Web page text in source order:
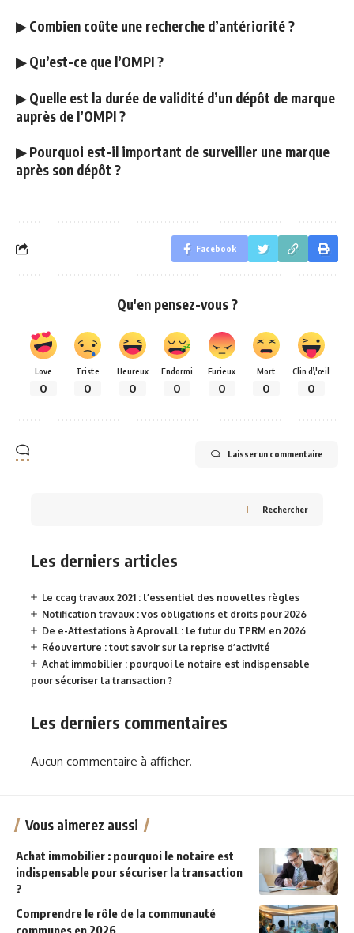
▶Combien coûte une recherche d’antériorité ?
▶Qu’est-ce que l’OMPI ?
▶Quelle est la durée de validité d’un dépôt de marque
auprès de l’OMPI ?
▶Pourquoi est-il important de surveiller une marque
après son dépôt ?
Facebook
Qu'en pensez-vous ?
Love
0
Triste
0
Heureux
0
Endormi
0
Furieux
0
Mort
0
Clin d\'œil
0
Laisser un commentaire
Rechercher
Les derniers articles
Le ccag travaux 2021 : l’essentiel des nouvelles règles
Notification travaux : vos obligations et droits pour 2026
De e-Attestations à Aprovall : le futur du TPRM en 2026
Réouverture : tout savoir sur la reprise d’activité
Achat immobilier : pourquoi le notaire est indispensable
pour sécuriser la transaction ?
Les derniers commentaires
Aucun commentaire à afficher.
Vous aimerez aussi
Achat immobilier : pourquoi le notaire est
indispensable pour sécuriser la transaction
?
Comprendre le rôle de la communauté
communes en 2026